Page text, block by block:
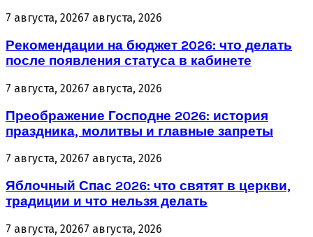
7 августа, 20267 августа, 2026
Рекомендации на бюджет 2026: что делать
после появления статуса в кабинете
7 августа, 20267 августа, 2026
Преображение Господне 2026: история
праздника, молитвы и главные запреты
7 августа, 20267 августа, 2026
Яблочный Спас 2026: что святят в церкви,
традиции и что нельзя делать
7 августа, 20267 августа, 2026